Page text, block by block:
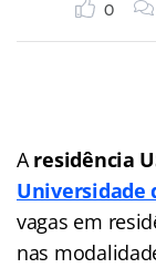
0
Aresidência
Universidade
vagas em
nas